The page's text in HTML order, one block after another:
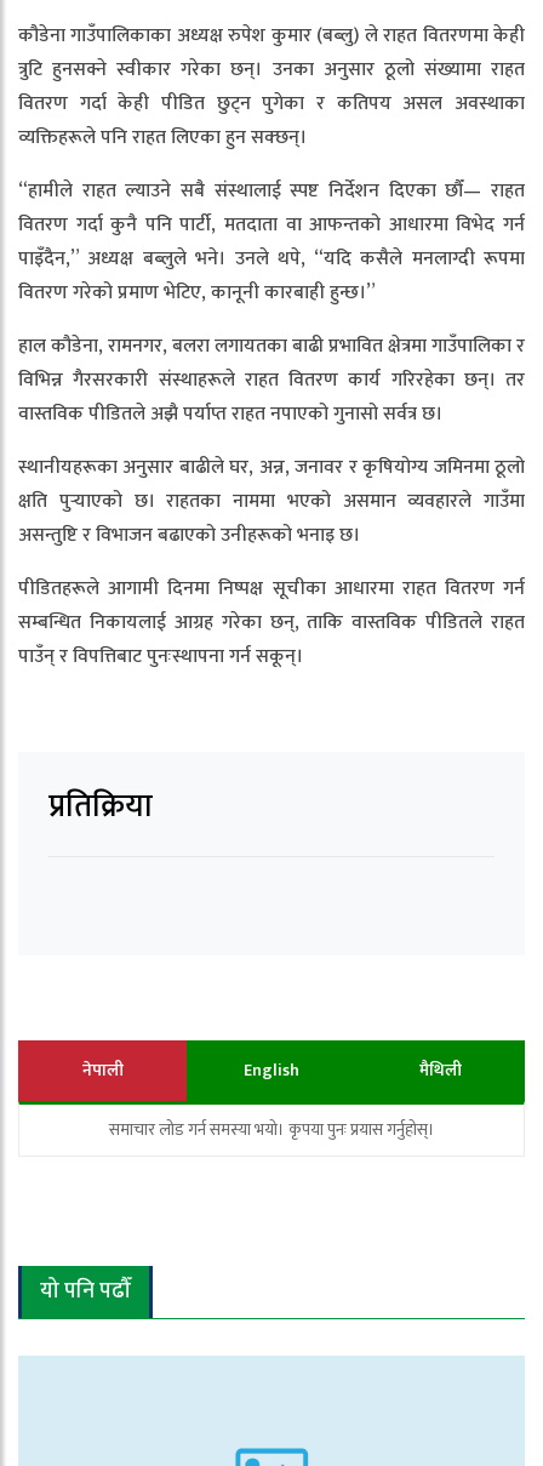
कौडेना गाउँपालिकाका अध्यक्ष रुपेश कुमार (बब्लु) ले राहत वितरणमा केही
त्रुटि हुनसक्ने स्वीकार गरेका छन्। उनका अनुसार ठूलो संख्यामा राहत
वितरण गर्दा केही पीडित छुट्न पुगेका र कतिपय असल अवस्थाका
व्यक्तिहरूले पनि राहत लिएका हुन सक्छन्।
“हामीले राहत ल्याउने सबै संस्थालाई स्पष्ट निर्देशन दिएका छौँ— राहत
वितरण गर्दा कुनै पनि पार्टी, मतदाता वा आफन्तको आधारमा विभेद गर्न
पाइँदैन,” अध्यक्ष बब्लुले भने। उनले थपे, “यदि कसैले मनलाग्दी रूपमा
वितरण गरेको प्रमाण भेटिए, कानूनी कारबाही हुन्छ।”
हाल कौडेना, रामनगर, बलरा लगायतका बाढी प्रभावित क्षेत्रमा गाउँपालिका र
विभिन्न गैरसरकारी संस्थाहरूले राहत वितरण कार्य गरिरहेका छन्। तर
वास्तविक पीडितले अझै पर्याप्त राहत नपाएको गुनासो सर्वत्र छ।
स्थानीयहरूका अनुसार बाढीले घर, अन्न, जनावर र कृषियोग्य जमिनमा ठूलो
क्षति पुर्‍याएको छ। राहतका नाममा भएको असमान व्यवहारले गाउँमा
असन्तुष्टि र विभाजन बढाएको उनीहरूको भनाइ छ।
पीडितहरूले आगामी दिनमा निष्पक्ष सूचीका आधारमा राहत वितरण गर्न
सम्बन्धित निकायलाई आग्रह गरेका छन्, ताकि वास्तविक पीडितले राहत
पाउँन् र विपत्तिबाट पुनःस्थापना गर्न सकून्।
प्रतिक्रिया
नेपाली English मैथिली
समाचार लोड गर्न समस्या भयो। कृपया पुनः प्रयास गर्नुहोस्।
यो पनि पढौँ